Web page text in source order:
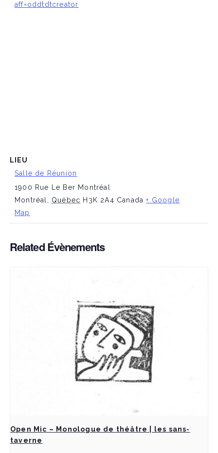
aff=oddtdtcreator
LIEU
Salle de Réunion
1900 Rue Le Ber Montréal
Montréal
Québec H3K 2A4 Canada + Google
Map
Related Évènements
Open Mic – Monologue de théâtre | les sans-
taverne